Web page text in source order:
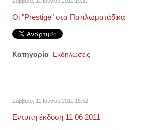
Οι "Prestige" στα Παπλωματάδικα
Κατηγορία Εκδηλώσεις
Σάββατο, 11 Ιουνίου 2011 15:52
Eντυπη έκδοση 11 06 2011